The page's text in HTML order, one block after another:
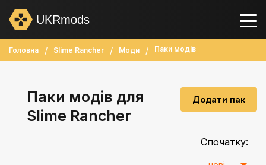
UKRmods
Головна Slime Rancher Моди Паки модів
Додати пак
Паки модів для
Slime Rancher
Спочатку: